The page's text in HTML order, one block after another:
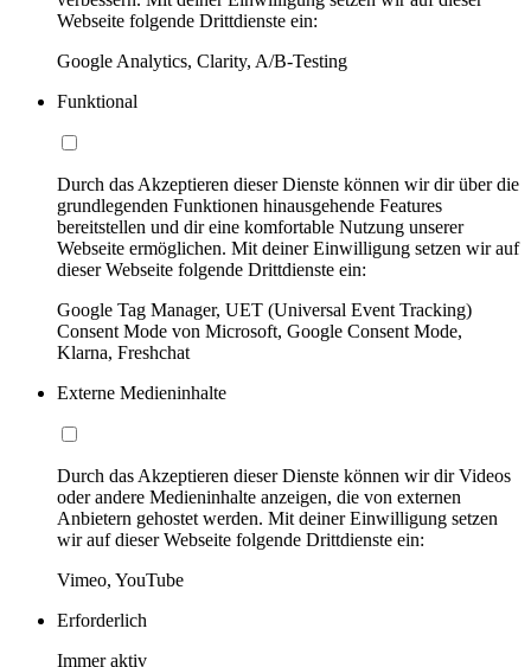
Webseite folgende Drittdienste ein:
Google Analytics, Clarity, A/B-Testing
Funktional
Durch das Akzeptieren dieser Dienste können wir dir über die
grundlegenden Funktionen hinausgehende Features
bereitstellen und dir eine komfortable Nutzung unserer
Webseite ermöglichen. Mit deiner Einwilligung setzen wir auf
dieser Webseite folgende Drittdienste ein:
Google Tag Manager, UET (Universal Event Tracking)
Consent Mode von Microsoft, Google Consent Mode,
Klarna, Freshchat
Externe Medieninhalte
Durch das Akzeptieren dieser Dienste können wir dir Videos
oder andere Medieninhalte anzeigen, die von externen
Anbietern gehostet werden. Mit deiner Einwilligung setzen
wir auf dieser Webseite folgende Drittdienste ein:
Vimeo, YouTube
Erforderlich
Immer aktiv